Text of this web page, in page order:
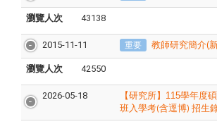
瀏覽人次 43138
2015-11-11 重要 教師研究簡介(
瀏覽人次 42550
2026-05-18 【研究所】 115學年度
班入學考(含逕博) 招生